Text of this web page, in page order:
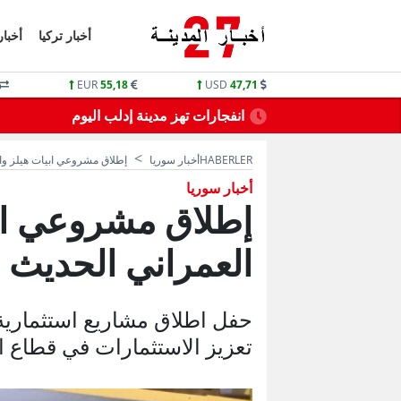
أخبار تركيا
USD 47,71
EUR55,18
كتاب من وزارة التربية التركي لـ 81 ولاية تركية
HABERLERأخبار سوريا إطلاق مشروعي ابيات هيلز
أخبار سوريا
إطلاق مشروعي
العمراني
حفل اطلاق مشاريع
تعزيز الاستثمارات في قطاع